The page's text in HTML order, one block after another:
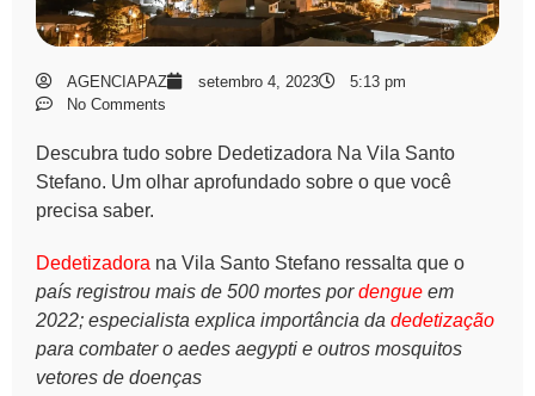
AGENCIAPAZ setembro 4, 2023
5:13 pm
No Comments
Descubra tudo sobre Dedetizadora Na Vila Santo
Stefano. Um olhar aprofundado sobre o que você
precisa saber.
Dedetizadora na Vila Santo Stefano ressalta que o
país registrou mais de 500 mortes pordengue em
2022; especialista explica importância da dedetização
para combater o aedes aegypti e outros mosquitos
vetores de doenças